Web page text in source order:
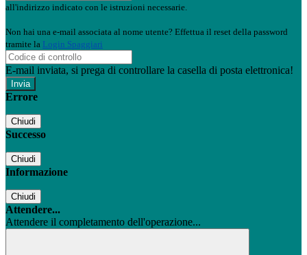
all'indirizzo indicato con le istruzioni necessarie.
Non hai una e-mail associata al nome utente? Effettua il reset della password
tramite la Login Spaggiari
E-mail inviata, si prega di controllare la casella di posta elettronica!
Errore
Chiudi
Successo
Chiudi
Informazione
Chiudi
Attendere...
Attendere il completamento dell'operazione...